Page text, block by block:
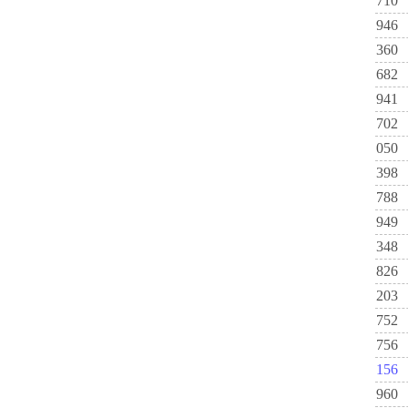
946
360
682
941
702
050
398
788
949
348
826
203
752
756
156
960